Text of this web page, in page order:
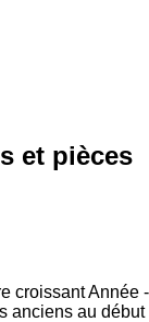
et pièces
croissantAnnée -
anciens au début